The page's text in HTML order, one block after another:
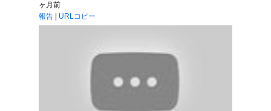
ヶ月前
報告
URLコピー